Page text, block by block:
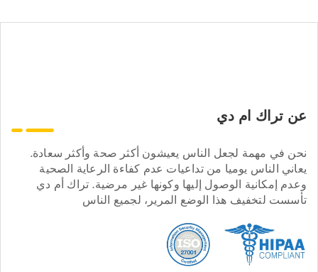
عن تراك ام دي
نحن في مهمة لجعل الناس يعيشون أكثر صحة وأكثر سعادة.
يعاني الناس يوميا من تداعيات عدم كفاءة الرعاية الصحية
وعدم إمكانية الوصول إليها وكونها غير مرضية. تراك أم دي
تأسست لتخفيف هذا الوضع المرير، لجميع الناس